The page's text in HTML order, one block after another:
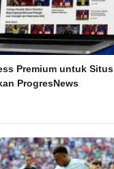
Premium untuk Situs
ProgresNews